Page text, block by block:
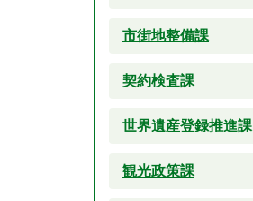
市街地整備課
契約検査課
世界遺産登録推進課
観光政策課